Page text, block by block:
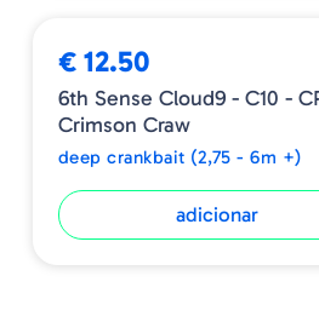
€ 12.50
6th Sense Cloud9 - C10 -
Crimson Craw
deep crankbait (2,75 - 6m +)
adicionar